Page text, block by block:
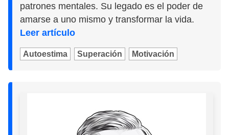
patrones mentales. Su legado es el poder de
amarse a uno mismo y transformar la vida.
Leer artículo
Autoestima Superación Motivación